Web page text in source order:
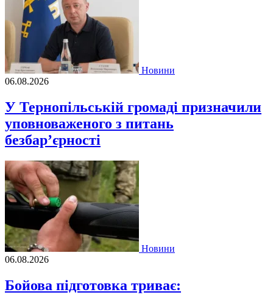
Новини
06.08.2026
У Тернопільській громаді призначили
уповноваженого з питань
безбар’єрності
Новини
06.08.2026
Бойова підготовка триває: